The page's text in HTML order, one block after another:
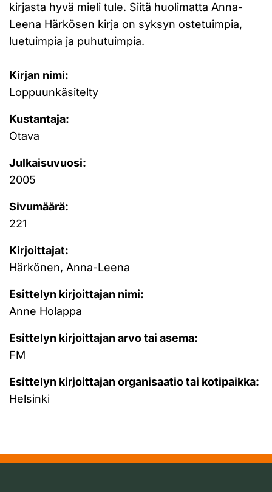
kirjasta hyvä mieli tule. Siitä huolimatta Anna-
Leena Härkösen kirja on syksyn ostetuimpia,
luetuimpia ja puhutuimpia.
Kirjan nimi:
Loppuunkäsitelty
Kustantaja:
Otava
Julkaisuvuosi:
2005
Sivumäärä:
221
Kirjoittajat:
Härkönen, Anna-Leena
Esittelyn kirjoittajan nimi:
Anne Holappa
Esittelyn kirjoittajan arvo tai asema:
FM
Esittelyn kirjoittajan organisaatio tai kotipaikka:
Helsinki